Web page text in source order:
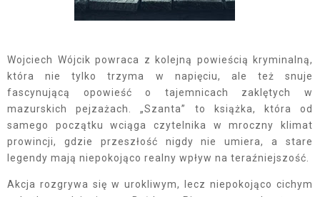
Wojciech Wójcik powraca z kolejną powieścią kryminalną,
która nie tylko trzyma w napięciu, ale też snuje
fascynującą opowieść o tajemnicach zaklętych w
mazurskich pejzażach. „Szanta” to książka, która od
samego początku wciąga czytelnika w mroczny klimat
prowincji, gdzie przeszłość nigdy nie umiera, a stare
legendy mają niepokojąco realny wpływ na teraźniejszość.
Akcja rozgrywa się w urokliwym, lecz niepokojąco cichym